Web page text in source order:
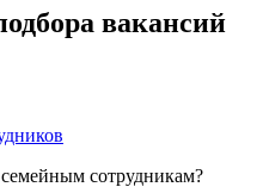
вакансий
сотрудникам?